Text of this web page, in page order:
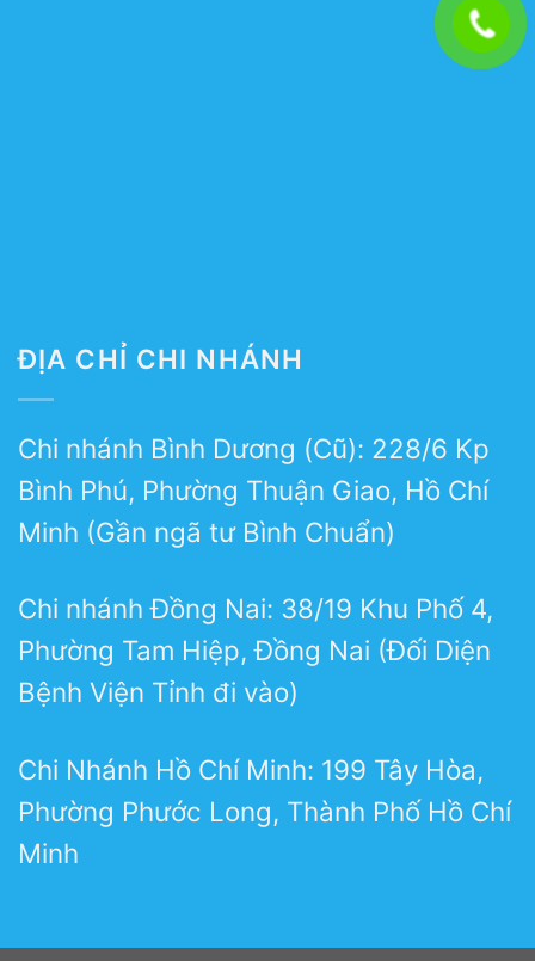
ĐỊA CHỈ CHI NHÁNH
Chi nhánh Bình Dương (Cũ): 228/6 Kp
Bình Phú, Phường Thuận Giao, Hồ Chí
Minh (Gần ngã tư Bình Chuẩn)
Chi nhánh Đồng Nai: 38/19 Khu Phố 4,
Phường Tam Hiệp, Đồng Nai (Đối Diện
Bệnh Viện Tỉnh đi vào)
Chi Nhánh Hồ Chí Minh: 199 Tây Hòa,
Phường Phước Long, Thành Phố Hồ Chí
Minh